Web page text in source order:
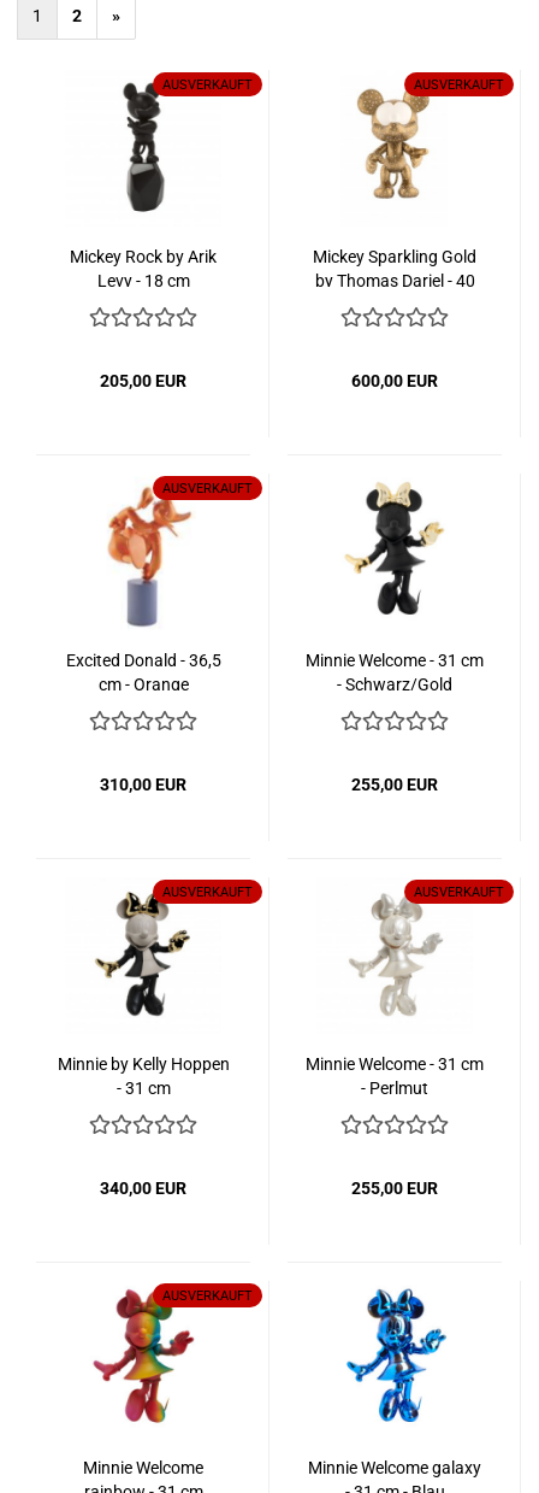
1 2 »
AUSVERKAUFT
Mickey Rock by Arik
Levy - 18 cm
205,00 EUR
AUSVERKAUFT
Mickey Sparkling Gold
by Thomas Dariel - 40
cm
600,00 EUR
AUSVERKAUFT
Excited Donald - 36,5
cm - Orange
310,00 EUR
Minnie Welcome - 31 cm
- Schwarz/Gold
255,00 EUR
AUSVERKAUFT
Minnie by Kelly Hoppen
- 31 cm
340,00 EUR
AUSVERKAUFT
Minnie Welcome - 31 cm
- Perlmut
255,00 EUR
AUSVERKAUFT
Minnie Welcome
Minnie Welcome galaxy